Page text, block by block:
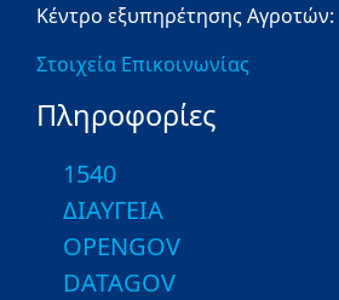
Κέντρο εξυπηρέτησης Αγροτών:
Στοιχεία Επικοινωνίας
Πληροφορίες
1540
ΔΙΑΥΓΕΙΑ
OPENGOV
DATAGOV